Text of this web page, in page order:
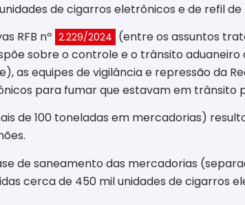
de cigarros eletrônicos e de refil de
RFB nº 2.229/2024 (entre os assuntos
sobre o controle e o trânsito
equipes de vigilância e repressão da
para fumar que estavam em trânsito
de 100 toneladas em mercadorias)
de saneamento das mercadorias
cerca de 450 mil unidades de cigarros